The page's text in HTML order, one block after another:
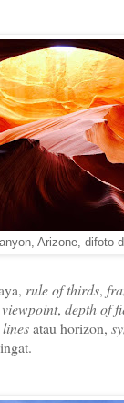
Arizone, difoto
rule of thirds,
viewpoint, depth of
atau horizon,